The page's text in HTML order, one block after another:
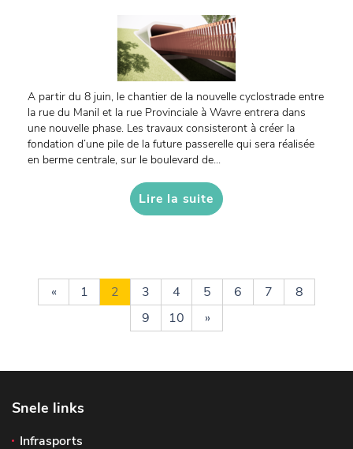
A partir du 8 juin, le chantier de la nouvelle cyclostrade entre
la rue du Manil et la rue Provinciale à Wavre entrera dans
une nouvelle phase. Les travaux consisteront à créer la
fondation d’une pile de la future passerelle qui sera réalisée
en berme centrale, sur le boulevard de...
Lire la suite
« 1 2 3 4 5 6 7
8
9
10 »
Snele links
Infrasports